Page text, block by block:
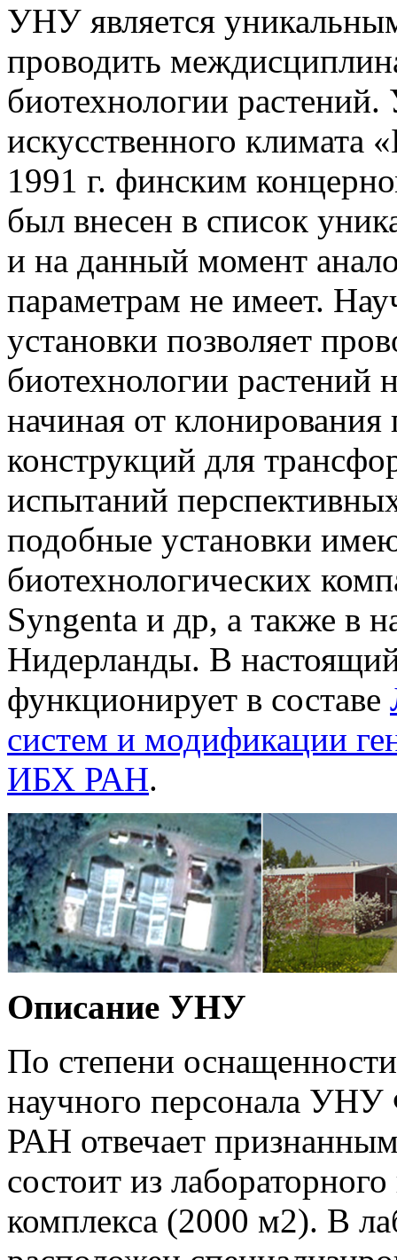
УНУ является
проводить
биотехнологии
искусственного
1991 г. финским
был внесен в список
и на данный момент
параметрам не имеет.
установки позволяет
биотехнологии растений
начиная от клонирования
конструкций для
испытаний
подобные установки
биотехнологических
Syngenta и др, а также в
Нидерланды. В
функционирует в составе
систем и модификации
ИБХ РАН.
Описание УНУ
По степени
научного персонала
РАН отвечает
состоит из
комплекса (2000 м2). В